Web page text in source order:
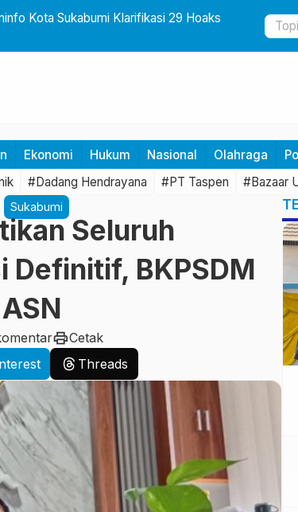
Kota Sukabumi Klarifikasi 29 Hoaks
Museum
Ponpes
Ekonomi Hukum Nasional Olahraga
#Dadang Hendrayana #PT Taspen #Bazaar
Sukabumi
Seluruh
Definitif, BKPSDM
printCetak
Threads